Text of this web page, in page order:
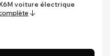
voiture électrique